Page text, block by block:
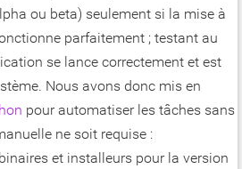
ou beta) seulement si la mise à
parfaitement ; testant au
se lance correctement et est
Nous avons donc mis en
pour automatiser les tâches sans
ne soit requise :
et installeurs pour la version